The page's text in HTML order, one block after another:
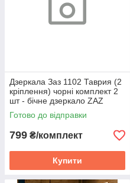
Дзеркала Заз 1102 Таврия (2
кріплення) чорні комплект 2
шт - бічне дзеркало ZAZ
Tavriya
Готово до відправки
799 ₴/комплект
Купити